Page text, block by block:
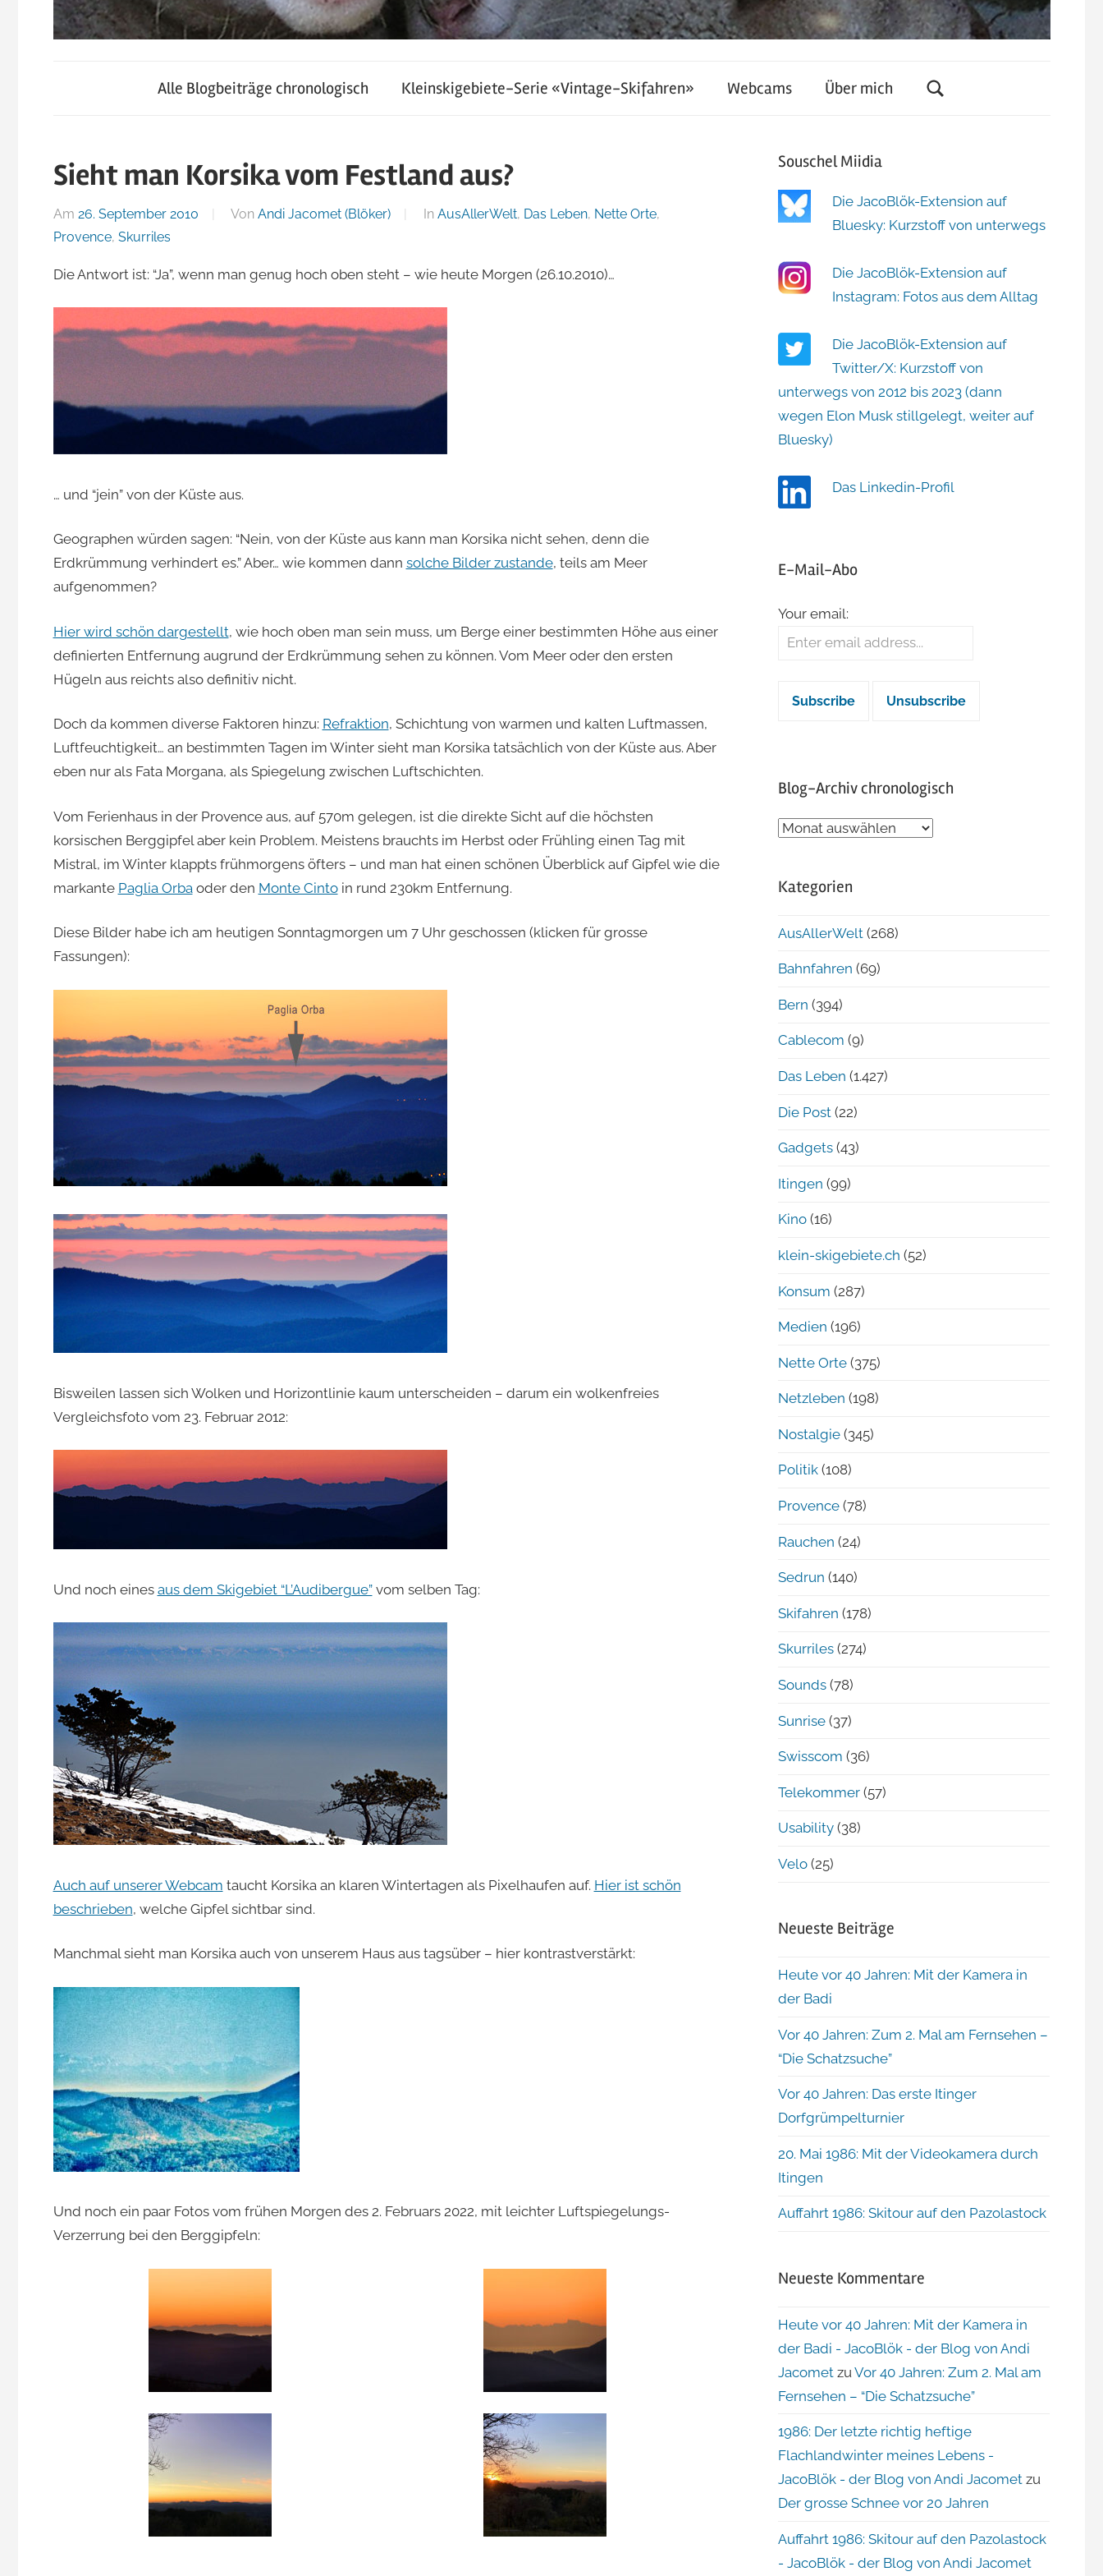
JacoBlök
der
Blog
von
Andi
Jacomet
skigebiete.ch
Alle Blogbeiträge chronologisch Kleinskigebiete-Serie «Vintage-Skifahren» Webcams Über mich
Sieht man Korsika vom Festland aus?
Am 26. September 2010 Von Andi Jacomet (Blöker) In AusAllerWelt, Das Leben, Nette Orte,
Provence, Skurriles
Die Antwort ist: “Ja”, wenn man genug hoch oben steht – wie heute Morgen (26.10.2010)…
… und “jein” von der Küste aus.
Geographen würden sagen: “Nein, von der Küste aus kann man Korsika nicht sehen, denn die
Erdkrümmung verhindert es.” Aber… wie kommen dann solche Bilder zustande, teils am Meer
aufgenommen?
Hier wird schön dargestellt, wie hoch oben man sein muss, um Berge einer bestimmten Höhe aus einer
definierten Entfernung augrund der Erdkrümmung sehen zu können. Vom Meer oder den ersten
Hügeln aus reichts also definitiv nicht.
Doch da kommen diverse Faktoren hinzu: Refraktion, Schichtung von warmen und kalten Luftmassen,
Luftfeuchtigkeit… an bestimmten Tagen im Winter sieht man Korsika tatsächlich von der Küste aus. Aber
eben nur als Fata Morgana, als Spiegelung zwischen Luftschichten.
Vom Ferienhaus in der Provence aus, auf 570m gelegen, ist die direkte Sicht auf die höchsten
korsischen Berggipfel aber kein Problem. Meistens brauchts im Herbst oder Frühling einen Tag mit
Mistral, im Winter klappts frühmorgens öfters – und man hat einen schönen Überblick auf Gipfel wie die
markante Paglia Orba oder den Monte Cintoin rund 230km Entfernung.
Diese Bilder habe ich am heutigen Sonntagmorgen um 7 Uhr geschossen (klicken für grosse
Fassungen):
Bisweilen lassen sich Wolken und Horizontlinie kaum unterscheiden – darum ein wolkenfreies
Vergleichsfoto vom 23. Februar 2012:
Und noch eines aus dem Skigebiet “L’Audibergue”vom selben Tag:
Auch auf unserer Webcam taucht Korsika an klaren Wintertagen als Pixelhaufen auf. Hier ist schön
beschrieben, welche Gipfel sichtbar sind.
Manchmal sieht man Korsika auch von unserem Haus aus tagsüber – hier kontrastverstärkt:
Und noch ein paar Fotos vom frühen Morgen des 2. Februars 2022, mit leichter Luftspiegelungs-
Verzerrung bei den Berggipfeln:
Souschel Miidia
Die JacoBlök-Extension auf
Bluesky: Kurzstoff von unterwegs
Die JacoBlök-Extension auf
Instagram: Fotos aus dem Alltag
Die JacoBlök-Extension auf
Twitter/X: Kurzstoff von
unterwegs von 2012 bis 2023 (dann
wegen Elon Musk stillgelegt, weiter auf
Bluesky)
Das Linkedin-Profil
E-Mail-Abo
Your email:
Blog-Archiv chronologisch
Blog-
Kategorien
AusAllerWelt (268)
Bahnfahren (69)
Bern (394)
Cablecom (9)
Das Leben (1.427)
Die Post (22)
Gadgets (43)
Itingen (99)
Kino (16)
klein-skigebiete.ch (52)
Konsum (287)
Medien (196)
Nette Orte (375)
Netzleben (198)
Nostalgie (345)
Politik (108)
Provence (78)
Rauchen (24)
Sedrun (140)
Skifahren (178)
Skurriles (274)
Sounds (78)
Sunrise (37)
Swisscom (36)
Telekommer (57)
Usability (38)
Velo (25)
Neueste Beiträge
Heute vor 40 Jahren: Mit der Kamera in
der Badi
Vor 40 Jahren: Zum 2. Mal am Fernsehen –
“Die Schatzsuche”
Vor 40 Jahren: Das erste Itinger
Dorfgrümpelturnier
20. Mai 1986: Mit der Videokamera durch
Itingen
Auffahrt 1986: Skitour auf den Pazolastock
Neueste Kommentare
Heute vor 40 Jahren: Mit der Kamera in
der Badi - JacoBlök - der Blog von Andi
Jacomet zu Vor 40 Jahren: Zum 2. Mal am
Fernsehen – “Die Schatzsuche”
1986: Der letzte richtig heftige
Flachlandwinter meines Lebens -
JacoBlök - der Blog von Andi Jacomet zu
Der grosse Schnee vor 20 Jahren
Auffahrt 1986: Skitour auf den Pazolastock
- JacoBlök - der Blog von Andi Jacomet